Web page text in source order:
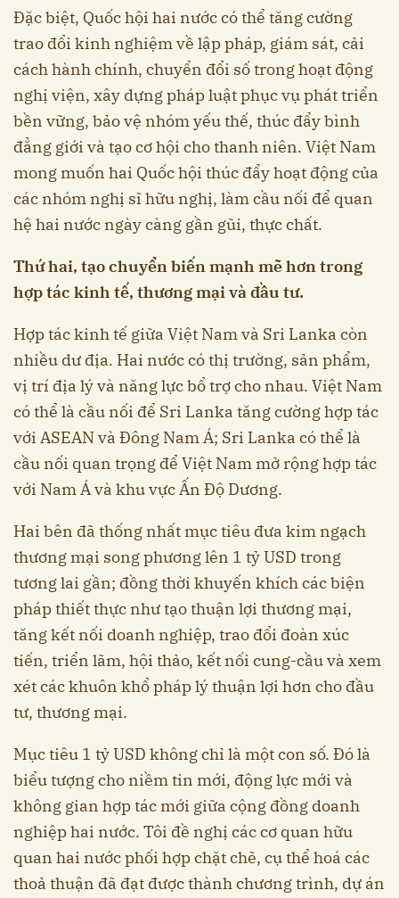
Đặc biệt, Quốc hội hai nước có thể tăng cường
trao đổi kinh nghiệm về lập pháp, giám sát, cải
cách hành chính, chuyển đổi số trong hoạt động
nghị viện, xây dựng pháp luật phục vụ phát triển
bền vững, bảo vệ nhóm yếu thế, thúc đẩy bình
đẳng giới và tạo cơ hội cho thanh niên. Việt Nam
mong muốn hai Quốc hội thúc đẩy hoạt động của
các nhóm nghị sĩ hữu nghị, làm cầu nối để quan
hệ hai nước ngày càng gần gũi, thực chất.
Thứ hai, tạo chuyển biến mạnh mẽ hơn trong
hợp tác kinh tế, thương mại và đầu tư.
Hợp tác kinh tế giữa Việt Nam và Sri Lanka còn
nhiều dư địa. Hai nước có thị trường, sản phẩm,
vị trí địa lý và năng lực bổ trợ cho nhau. Việt Nam
có thể là cầu nối để Sri Lanka tăng cường hợp tác
với ASEAN và Đông Nam Á; Sri Lanka có thể là
cầu nối quan trọng để Việt Nam mở rộng hợp tác
với Nam Á và khu vực Ấn Độ Dương.
Hai bên đã thống nhất mục tiêu đưa kim ngạch
thương mại song phương lên 1 tỷ USD trong
tương lai gần; đồng thời khuyến khích các biện
pháp thiết thực như tạo thuận lợi thương mại,
tăng kết nối doanh nghiệp, trao đổi đoàn xúc
tiến, triển lãm, hội thảo, kết nối cung-cầu và xem
xét các khuôn khổ pháp lý thuận lợi hơn cho đầu
tư, thương mại.
Mục tiêu 1 tỷ USD không chỉ là một con số. Đó là
biểu tượng cho niềm tin mới, động lực mới và
không gian hợp tác mới giữa cộng đồng doanh
nghiệp hai nước. Tôi đề nghị các cơ quan hữu
quan hai nước phối hợp chặt chẽ, cụ thể hoá các
thoả thuận đã đạt được thành chương trình, dự án